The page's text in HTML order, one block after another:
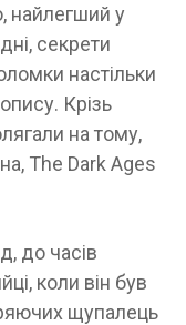
найлегший у
секрети
настільки
Крізь
на тому,
The Dark Ages
до часів
коли він був
щупалець